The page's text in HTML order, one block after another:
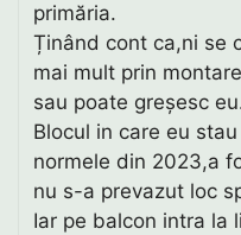
primăria.
Ținând cont ca,ni se
mai mult prin
sau poate greșesc
Blocul in care eu
normele din 2023,a
nu s-a prevazut loc
Iar pe balcon intra la